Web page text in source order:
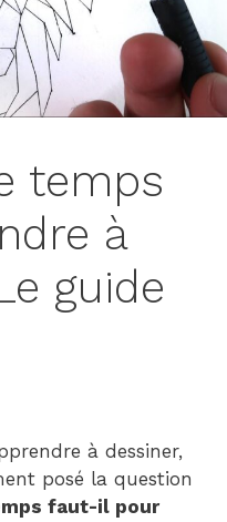
temps
à
guide
à dessiner,
posé la question
faut-il pour